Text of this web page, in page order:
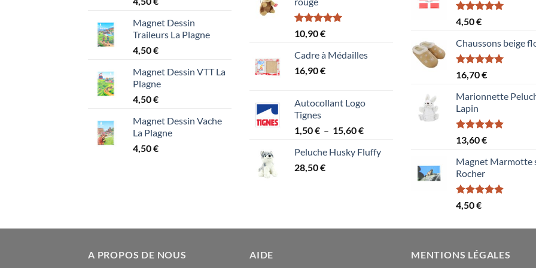
Magnet Dessin
Traileurs La Plagne
4,50€
Magnet Dessin VTT La
Plagne
4,50€
Magnet Dessin Vache
La Plagne
4,50€
Note5.00
sur 5
10,90€
Cadre à Médailles
16,90€
Autocollant Logo
Tignes
1,50€ – 15,60€Plage
prix :
Peluche Husky Fluffy
28,50€
Note5.00
sur 5
4,50€
Chaussons beige
Note5.00
sur 5
16,70€
Marionnette
Lapin
Note5.00
sur 5
13,60€
Magnet Marmotte
Rocher
Note5.00
sur 5
4,50€
A PROPOS DE NOUS AIDE MENTIONS LÉGALES